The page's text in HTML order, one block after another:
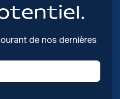
de nos dernières